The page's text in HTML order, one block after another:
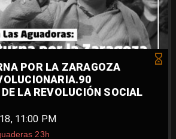
POR LA ZARAGOZA
LA REVOLUCIÓN SOCIAL
11:00 PM
23h